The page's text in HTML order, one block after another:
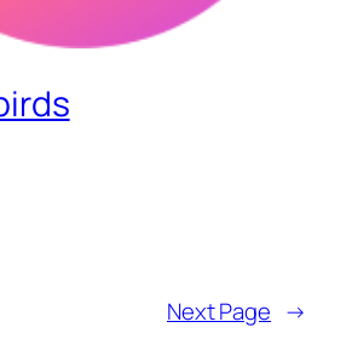
Next Page →